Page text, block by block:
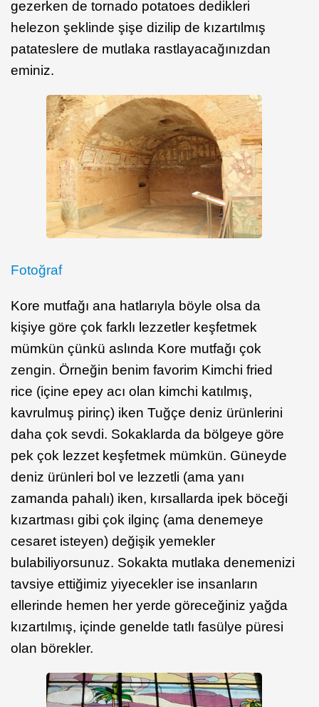
gezerken de tornado potatoes dedikleri
helezon şeklinde şişe dizilip de kızartılmış
patateslere de mutlaka rastlayacağınızdan
eminiz.
Fotoğraf
Kore mutfağı ana hatlarıyla böyle olsa da
kişiye göre çok farklı lezzetler keşfetmek
mümkün çünkü aslında Kore mutfağı çok
zengin. Örneğin benim favorim Kimchi fried
rice (içine epey acı olan kimchi katılmış,
kavrulmuş pirinç) iken Tuğçe deniz ürünlerini
daha çok sevdi. Sokaklarda da bölgeye göre
pek çok lezzet keşfetmek mümkün. Güneyde
deniz ürünleri bol ve lezzetli (ama yanı
zamanda pahalı) iken, kırsallarda ipek böceği
kızartması gibi çok ilginç (ama denemeye
cesaret isteyen) değişik yemekler
bulabiliyorsunuz. Sokakta mutlaka denemenizi
tavsiye ettiğimiz yiyecekler ise insanların
ellerinde hemen her yerde göreceğiniz yağda
kızartılmış, içinde genelde tatlı fasülye püresi
olan börekler.